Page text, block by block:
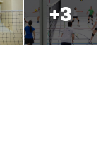
+3